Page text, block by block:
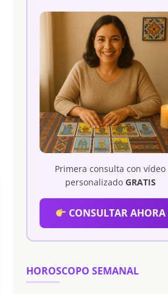
Primera consulta con vídeo
personalizado GRATIS
CONSULTAR AHORA
HOROSCOPO SEMANAL